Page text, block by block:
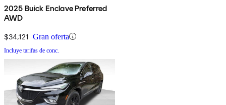
2025 Buick Enclave Preferred
AWD
$34,121 Gran oferta
Incluye tarifas de conc.